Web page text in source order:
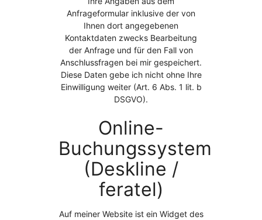
Anfrageformular inklusive der von
Ihnen dort angegebenen
Kontaktdaten zwecks Bearbeitung
der Anfrage und für den Fall von
Anschlussfragen bei mir gespeichert.
Diese Daten gebe ich nicht ohne Ihre
Einwilligung weiter (Art. 6 Abs. 1 lit. b
DSGVO).
Online-
Buchungssystem
(Deskline /
feratel)
Auf meiner Website ist ein Widget des